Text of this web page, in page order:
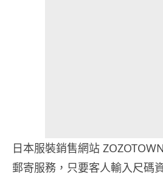
日本服裝銷售網站
郵寄服務，只要客人輸入尺碼